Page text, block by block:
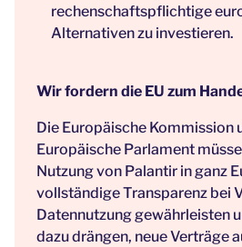
rechenschaftspflichtige
Alternativen zu investieren.
Wir fordern die EU zum
Die Europäische Kommission
Europäische Parlament
Nutzung von Palantir in ganz
vollständige Transparenz bei
Datennutzung gewährleisten
dazu drängen, neue Verträge